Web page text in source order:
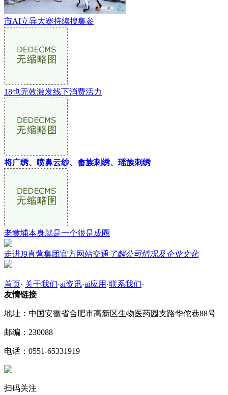
市AI立异大赛持续搜集参
18也无效激发线下消费活力
将广绣、喷鼻云纱、畲族刺绣、瑶族刺绣
老黄埔本身就是一个很是成圈
走进J9直营集团官方网站交通 了解公司情况及企业文化
首页· 关于我们·ai资讯·ai应用 ·联系我们·
友情链接
地址：中国安徽省合肥市高新区生物医药园支路华佗巷88号
邮编：230088
电话：0551-65331919
扫码关注